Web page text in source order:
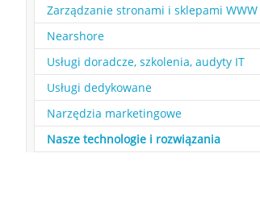
Zarządzanie stronami i sklepami WWW
Nearshore
Usługi doradcze, szkolenia, audyty IT
Usługi dedykowane
Narzędzia marketingowe
Nasze technologie i rozwiązania(current)